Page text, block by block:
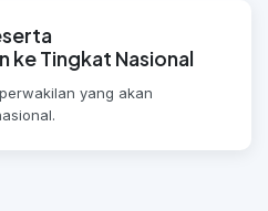
ke Tingkat Nasional
yang akan